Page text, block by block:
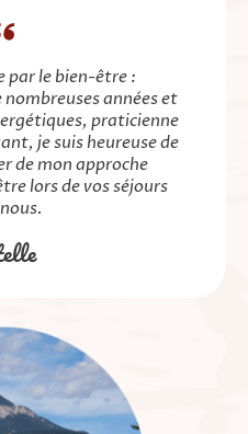
par le bien-être :
années et
praticienne
je suis heureuse de
de mon approche
lors de vos séjours